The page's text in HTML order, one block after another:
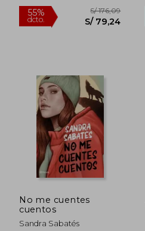
No me cuentes
cuentos
Sandra Sabatés